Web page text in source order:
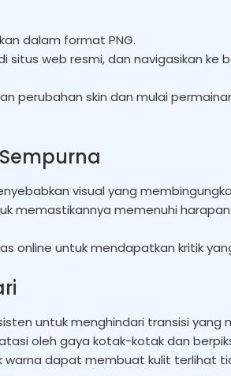
dalam format PNG.
situs web resmi, dan navigasikan ke
perubahan skin dan mulai
visual yang
memastikannya memenuhi
online untuk mendapatkan kritik
untuk menghindari transisi yang
oleh gaya kotak-kotak dan
warna dapat membuat kulit terlihat